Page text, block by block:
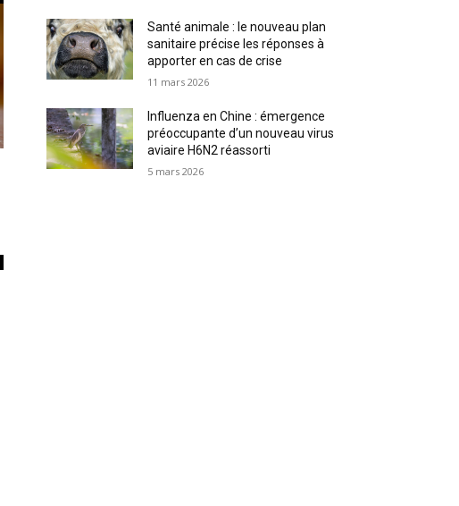
Santé animale : le nouveau plan
sanitaire précise les réponses à
apporter en cas de crise
11 mars 2026
Influenza en Chine : émergence
préoccupante d’un nouveau virus
aviaire H6N2 réassorti
5 mars 2026